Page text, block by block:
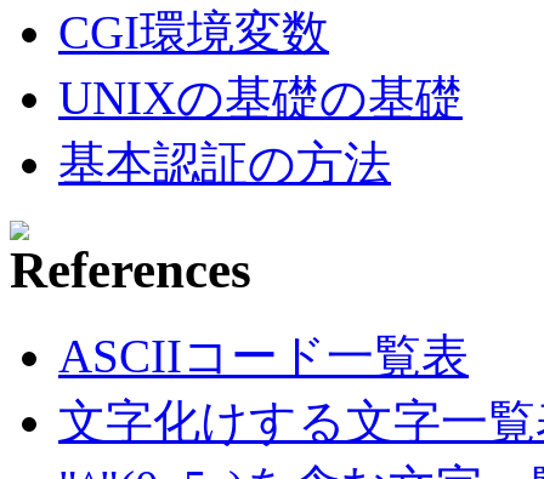
CGI環境変数
UNIXの基礎の基礎
基本認証の方法
ASCIIコード一覧表
文字化けする文字一